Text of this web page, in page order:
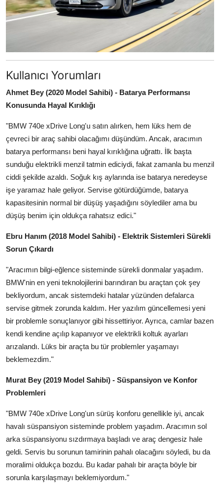
Kullanıcı Yorumları
Ahmet Bey (2020 Model Sahibi) - Batarya Performansı
Konusunda Hayal Kırıklığı
"BMW 740e xDrive Long'u satın alırken, hem lüks hem de
çevreci bir araç sahibi olacağımı düşündüm. Ancak, aracımın
batarya performansı beni hayal kırıklığına uğrattı. İlk başta
sunduğu elektrikli menzil tatmin ediciydi, fakat zamanla bu menzil
ciddi şekilde azaldı. Soğuk kış aylarında ise batarya neredeyse
işe yaramaz hale geliyor. Servise götürdüğümde, batarya
kapasitesinin normal bir düşüş yaşadığını söylediler ama bu
düşüş benim için oldukça rahatsız edici."
Ebru Hanım (2018 Model Sahibi) - Elektrik Sistemleri Sürekli
Sorun Çıkardı
"Aracımın bilgi-eğlence sisteminde sürekli donmalar yaşadım.
BMW'nin en yeni teknolojilerini barındıran bu araçtan çok şey
bekliyordum, ancak sistemdeki hatalar yüzünden defalarca
servise gitmek zorunda kaldım. Her yazılım güncellemesi yeni
bir problemle sonuçlanıyor gibi hissettiriyor. Ayrıca, camlar bazen
kendi kendine açılıp kapanıyor ve elektrikli koltuk ayarları
arızalandı. Lüks bir araçta bu tür problemler yaşamayı
beklemezdim."
Murat Bey (2019 Model Sahibi) - Süspansiyon ve Konfor
Problemleri
"BMW 740e xDrive Long'un sürüş konforu genellikle iyi, ancak
havalı süspansiyon sisteminde problem yaşadım. Aracımın sol
arka süspansiyonu sızdırmaya başladı ve araç dengesiz hale
geldi. Servis bu sorunun tamirinin pahalı olacağını söyledi, bu da
moralimi oldukça bozdu. Bu kadar pahalı bir araçta böyle bir
sorunla karşılaşmayı beklemiyordum."